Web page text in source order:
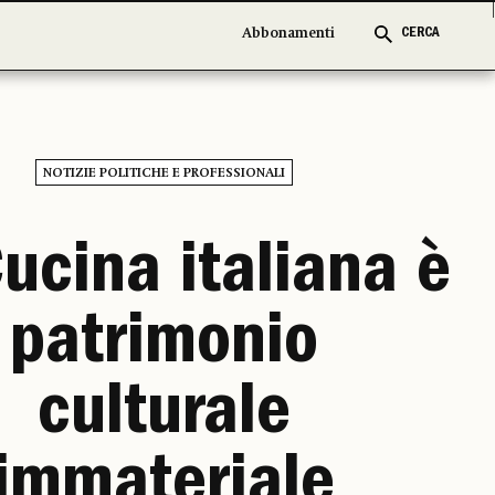
Abbonamenti CERCA
Abbonamenti CERCA
NOTIZIE POLITICHE E PROFESSIONALI
italiana è
patrimonio
culturale